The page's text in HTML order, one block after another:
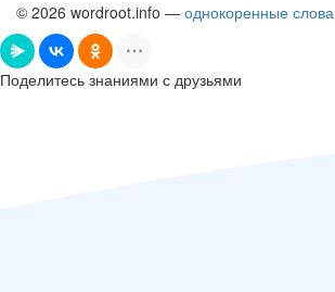
© 2026 wordroot.info — однокоренные слова
Поделитесь знаниями с друзьями